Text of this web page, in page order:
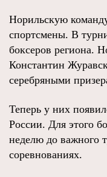
Норильскую
спортсмены. В
боксеров региона.
Константин
серебряными
Теперь у них
России. Для этого
неделю до важного
соревнованиях.